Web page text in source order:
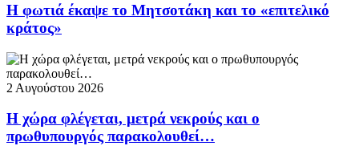
Η φωτιά έκαψε το Μητσοτάκη και το «επιτελικό
κράτος»
2 Αυγούστου 2026
Η χώρα φλέγεται, μετρά νεκρούς και ο
πρωθυπουργός παρακολουθεί…